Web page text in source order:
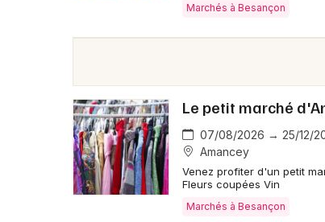
Marchés à Besançon
Le petit marché
07/08/2026 → 25/12/
Amancey
Venez profiter d'un petit
Fleurs coupées Vin
Marchés à Besançon